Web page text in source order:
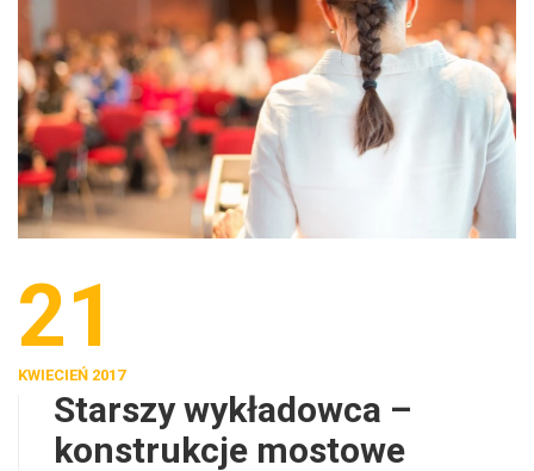
21
KWIECIEŃ 2017
Starszy wykładowca –
konstrukcje mostowe